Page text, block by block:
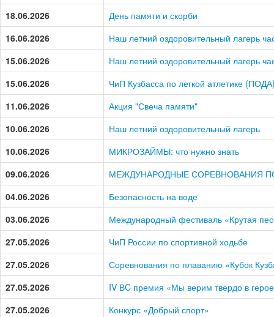
18.06.2026
День памяти и скорби
16.06.2026
Наш летний оздоровительный лагерь
15.06.2026
Наш летний оздоровительный лагерь
15.06.2026
ЧиП Кузбасса по легкой атлетике
11.06.2026
Акция "Свеча памяти"
10.06.2026
Наш летний оздоровительный лагерь
10.06.2026
МИКРОЗАЙМЫ: что нужно знать
09.06.2026
МЕЖДУНАРОДНЫЕ СОРЕВНОВАНИЯ
04.06.2026
Безопасность на воде
03.06.2026
Международный фестиваль «Крутая
27.05.2026
ЧиП России по спортивной ходьбе
27.05.2026
Соревнования по плаванию «Кубок
27.05.2026
IV ВC премия «Мы верим твердо в
27.05.2026
Конкурс «Добрый спорт»